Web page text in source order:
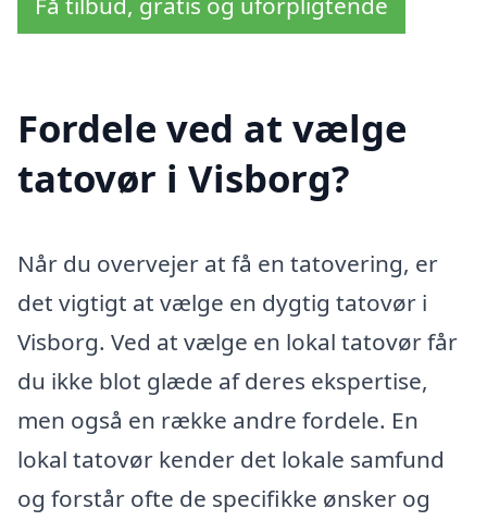
Fordele ved at vælge
tatovør i Visborg?
Når du overvejer at få en tatovering, er
det vigtigt at vælge en dygtig tatovør i
Visborg. Ved at vælge en lokal tatovør får
du ikke blot glæde af deres ekspertise,
men også en række andre fordele. En
lokal tatovør kender det lokale samfund
og forstår ofte de specifikke ønsker og